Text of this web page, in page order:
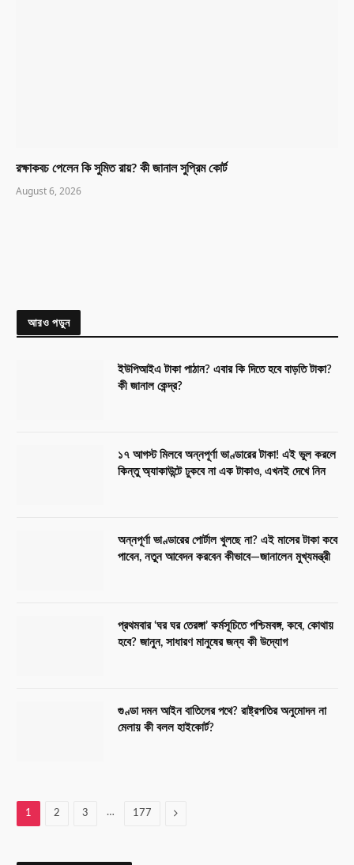
রক্ষাকবচ পেলেন কি সুমিত রায়? কী জানাল সুপ্রিম কোর্ট
August 6, 2026
আরও পড়ুন
ইউপিআইএ টাকা পাঠান? এবার কি দিতে হবে বাড়তি টাকা?
কী জানাল কেন্দ্র?
১৭ আগস্ট মিলবে অন্নপূর্ণা ভাণ্ডারের টাকা! এই ভুল করলে
কিন্তু অ্যাকাউন্টে ঢুকবে না এক টাকাও, এখনই দেখে নিন
অন্নপূর্ণা ভাণ্ডারের পোর্টাল খুলছে না? এই মাসের টাকা কবে
পাবেন, নতুন আবেদন করবেন কীভাবে—জানালেন মুখ্যমন্ত্রী
প্রথমবার ‘ঘর ঘর তেরঙ্গা’ কর্মসূচিতে পশ্চিমবঙ্গ, কবে, কোথায়
হবে? জানুন, সাধারণ মানুষের জন্য কী উদ্যোগ
গুণ্ডা দমন আইন বাতিলের পথে? রাষ্ট্রপতির অনুমোদন না
মেলায় কী বলল হাইকোর্ট?
1 2 3 … 177 Next